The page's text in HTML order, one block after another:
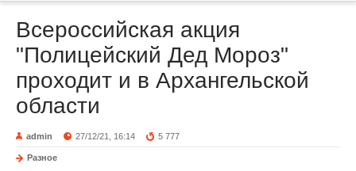
Всероссийская акция
"Полицейский Дед Мороз"
проходит и в Архангельской
области
admin 27/12/21, 16:14 5 777
Разное